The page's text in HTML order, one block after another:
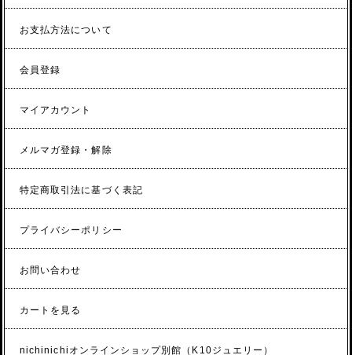
お支払方法について
会員登録
マイアカウント
メルマガ登録・解除
特定商取引法に基づく表記
プライバシーポリシー
お問い合わせ
カートを見る
nichinichiオンラインショップ別館（K10ジュエリー）